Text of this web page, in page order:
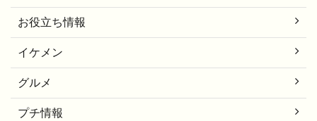
お役立ち情報
イケメン
グルメ
プチ情報